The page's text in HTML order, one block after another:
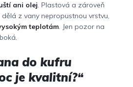
ani olej. Plastová a zároveň
z vany nepropustnou vrstvu,
teplotám. Jen pozor na
do kufru
je kvalitní?“